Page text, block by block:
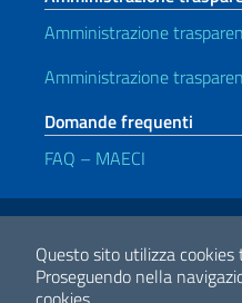
Questo sito utilizza
Proseguendo nella
Amministrazione
Amministrazione
Domande frequenti
FAQ – MAECI
Link Utili